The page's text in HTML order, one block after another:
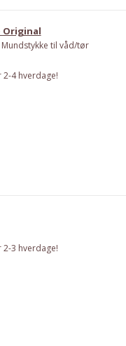
Original
til våd/tør
4 hverdage!
3 hverdage!